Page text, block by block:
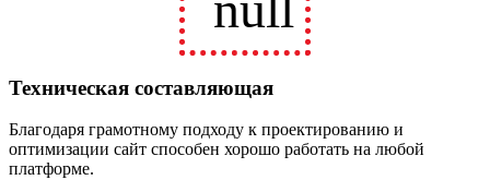
Техническая составляющая
Благодаря грамотному подходу к проектированию и
оптимизации сайт способен хорошо работать на любой
платформе.